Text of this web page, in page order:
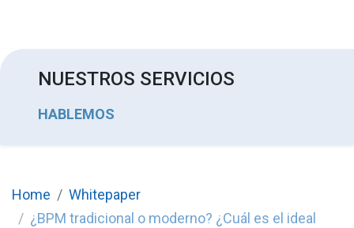
NUESTROS SERVICIOS
HABLEMOS
Home
Whitepaper
¿BPM tradicional o moderno? ¿Cuál es el ideal